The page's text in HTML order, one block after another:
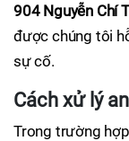
904 Nguyễn Chí
được chúng tôi
sự cố.
Cách xử lý
Trong trường